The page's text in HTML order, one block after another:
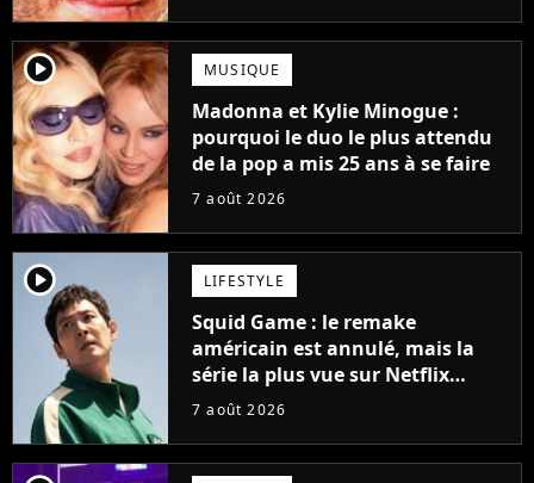
player2 MUSIQUE
Madonna et Kylie Minogue :
pourquoi le duo le plus attendu
de la pop a mis 25 ans à se faire
7 août 2026
player2 LIFESTYLE
Squid Game : le remake
américain est annulé, mais la
série la plus vue sur Netflix
pourrait avoir une version
7 août 2026